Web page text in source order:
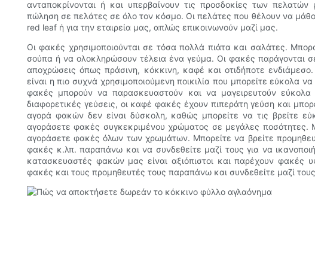
ανταποκρίνονται ή και υπερβαίνουν τις προσδοκίες των
πώληση σε πελάτες σε όλο τον κόσμο. Οι πελάτες που θέλουν να
red leaf ή για την εταιρεία μας, απλώς επικοινωνούν μαζί μας.
Οι φακές χρησιμοποιούνται σε τόσα πολλά πιάτα και σαλάτες.
σούπα ή να ολοκληρώσουν τέλεια ένα γεύμα. Οι φακές παράγονται
αποχρώσεις όπως πράσινη, κόκκινη, καφέ και οτιδήποτε
είναι η πιο συχνά χρησιμοποιούμενη ποικιλία που μπορείτε εύκολα
φακές μπορούν να παρασκευαστούν και να μαγειρευτούν
διαφορετικές γεύσεις, οι καφέ φακές έχουν πιπεράτη γεύση και
αγορά φακών δεν είναι δύσκολη, καθώς μπορείτε να τις βρείτε
αγοράσετε φακές συγκεκριμένου χρώματος σε μεγάλες ποσότητες.
αγοράσετε φακές όλων των χρωμάτων. Μπορείτε να βρείτε
φακές κ.λπ. παραπάνω και να συνδεθείτε μαζί τους για να
κατασκευαστές φακών μας είναι αξιόπιστοι και παρέχουν φακές
φακές και τους προμηθευτές τους παραπάνω και συνδεθείτε μαζί